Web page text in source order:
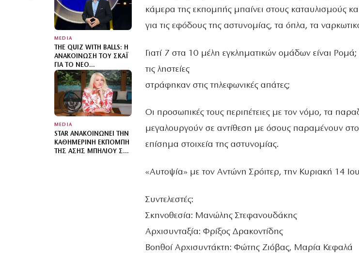
MEDIA
THE QUIZ WITH BALLS: Η
ΑΝΑΚΟΊΝΩΣΗ ΤΟΥ ΣΚΑΪ
ΓΙΑ ΤΟ ΝΈΟ
ΤΗΛΕΠΑΙΧΝΊΔΙ ΜΕ ΤΟΝ
ΓΙΆΝΝΗ ΤΣΙΜΙΤΣΈΛΗ
MEDIA
STAR ΑΝΑΚΟΙΝΏΝΕΙ ΤΗΝ
ΚΑΘΗΜΕΡΙΝΉ ΕΚΠΟΜΠΉ
ΤΗΣ ΆΣΗΣ ΜΠΉΛΙΟΥ ΣΤΟ
κάμερα της εκπομπής μπαίνει στους καταυλισμούς
για τις εφόδους της αστυνομίας, τα όπλα, τα
Γιατί 7 στα 10 μέλη εγκληματικών ομάδων είναι
τις ληστείες
στράφηκαν στις τηλεφωνικές απάτες;
Οι προσωπικές τους περιπέτειες με τον νόμο, τα
μεγαλουργούν σε αντίθεση με όσους παραμένουν στο
επίσημα στοιχεία της αστυνομίας.
«Αυτοψία» με τον Αντώνη Σρόιτερ, την Κυριακή 14
Συντελεστές:
Σκηνοθεσία: Μανώλης Στεφανουδάκης
Αρχισυνταξία: Φρίξος Δρακοντίδης
Βοηθοί Αρχισυντάκτη: Φώτης Ζιόβας, Μαρία Κεφαλά